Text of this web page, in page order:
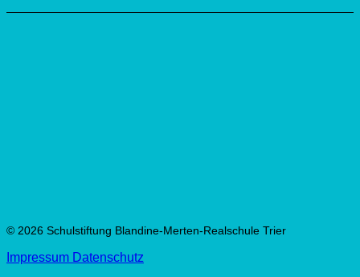
© 2026 Schulstiftung Blandine-Merten-Realschule Trier
Impressum Datenschutz